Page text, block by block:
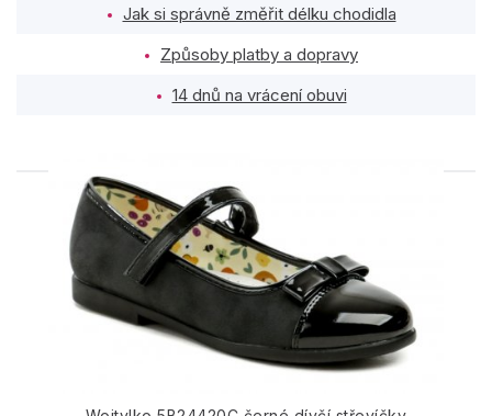
Jak si správně změřit délku chodidla
Způsoby platby a dopravy
14 dnů na vrácení obuvi
PODOBNÉ PRODUKTY